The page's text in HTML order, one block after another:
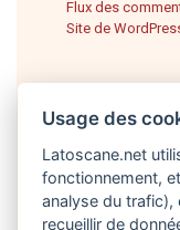
Flux des
Site de
Usage des
Latoscane.net
fonctionnement,
analyse du
recueillir de